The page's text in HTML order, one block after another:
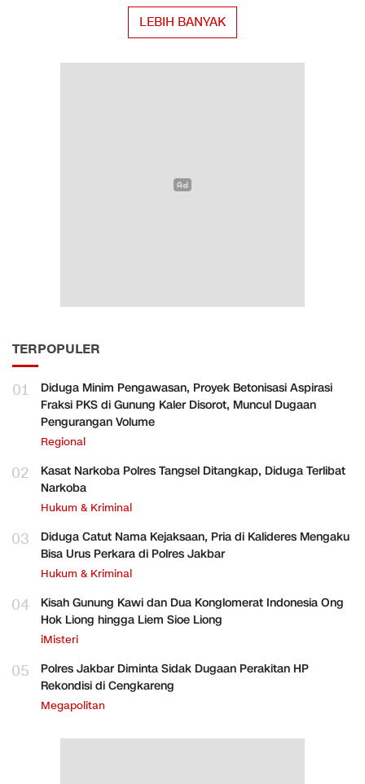
LEBIH BANYAK
TERPOPULER
01
Diduga Minim Pengawasan, Proyek Betonisasi Aspirasi
Fraksi PKS di Gunung Kaler Disorot, Muncul Dugaan
Pengurangan Volume
Regional
02
Kasat Narkoba Polres Tangsel Ditangkap, Diduga Terlibat
Narkoba
Hukum & Kriminal
03
Diduga Catut Nama Kejaksaan, Pria di Kalideres Mengaku
Bisa Urus Perkara di Polres Jakbar
Hukum & Kriminal
04
Kisah Gunung Kawi dan Dua Konglomerat Indonesia Ong
Hok Liong hingga Liem Sioe Liong
iMisteri
05
Polres Jakbar Diminta Sidak Dugaan Perakitan HP
Rekondisi di Cengkareng
Megapolitan